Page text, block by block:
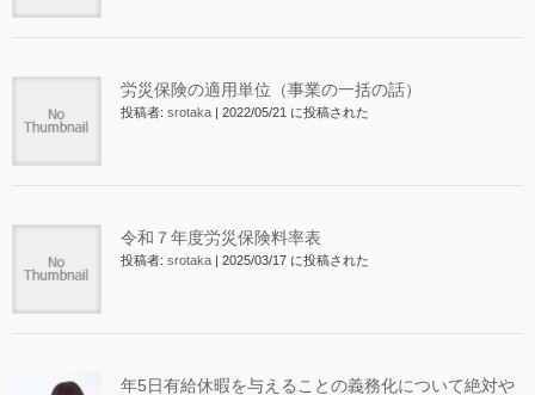
労災保険の適用単位（事業の一括の話）
投稿者: srotaka 2022/05/21 に投稿された
令和７年度労災保険料率表
投稿者: srotaka 2025/03/17 に投稿された
年5日有給休暇を与えることの義務化について絶対や